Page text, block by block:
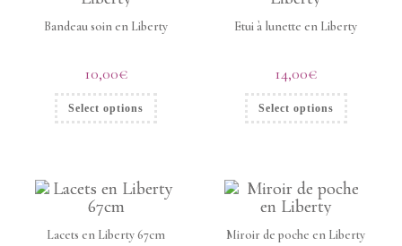
Bandeau soin en Liberty
10,00€
Select options
Etui à lunette en Liberty
14,00€
Select options
Lacets en Liberty 67cm Miroir de poche en Liberty